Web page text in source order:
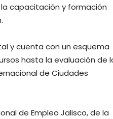
capacitación y formación
y cuenta con un esquema
hasta la evaluación de
de Ciudades
de Empleo Jalisco, de la